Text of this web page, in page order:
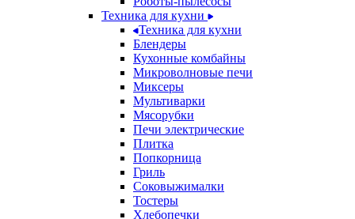
Техника для кухни
Техника для кухни
Блендеры
Кухонные комбайны
Микроволновые печи
Миксеры
Мультиварки
Мясорубки
Печи электрические
Плитка
Попкорница
Гриль
Соковыжималки
Тостеры
Хлебопечки